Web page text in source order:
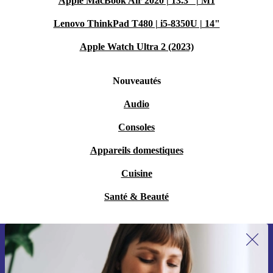
Lenovo ThinkPad T480 | i5-8350U | 14"
Apple Watch Ultra 2 (2023)
Nouveautés
Audio
Consoles
Appareils domestiques
Cuisine
Santé & Beauté
Recevoir offres et infos de refurbed
par mail